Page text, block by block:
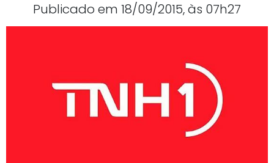
Publicado em 18/09/2015, às 07h27